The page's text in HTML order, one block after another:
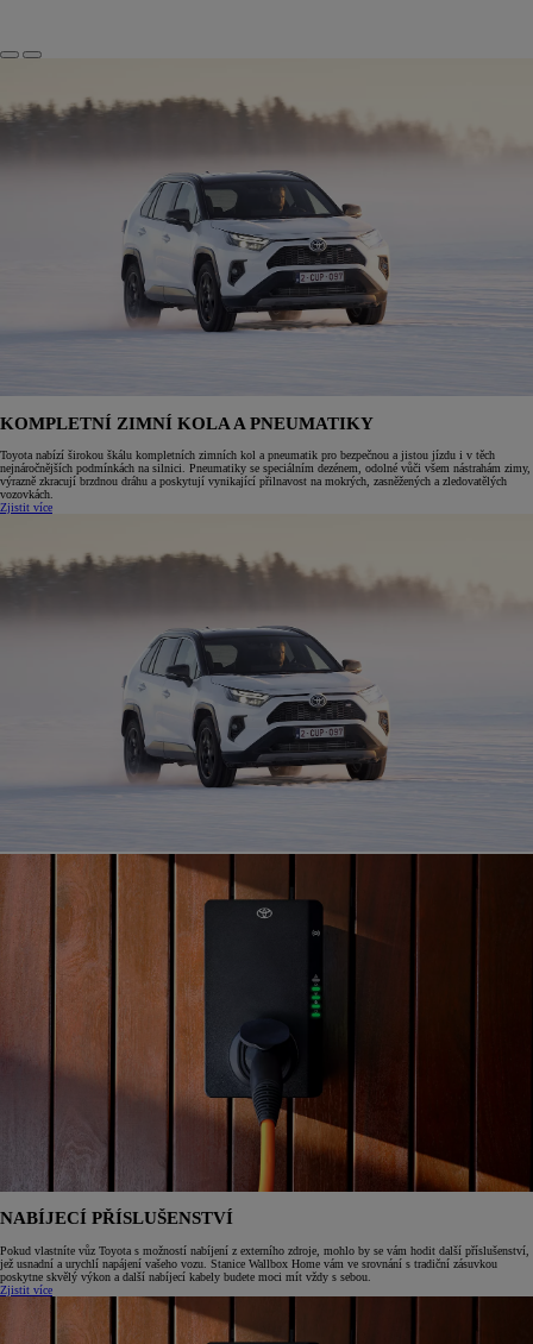
KOMPLETNÍ ZIMNÍ KOLA A PNEUMATIKY
Toyota nabízí širokou škálu kompletních zimních kol a pneumatik pro bezpečnou a jistou jízdu i v těch
nejnáročnějších podmínkách na silnici. Pneumatiky se speciálním dezénem, odolné vůči všem nástrahám zimy,
výrazně zkracují brzdnou dráhu a poskytují vynikající přilnavost na mokrých, zasněžených a zledovatělých
vozovkách.
Zjistit více
NABÍJECÍ PŘÍSLUŠENSTVÍ
Pokud vlastníte vůz Toyota s možností nabíjení z externího zdroje, mohlo by se vám hodit další příslušenství,
jež usnadní a urychlí napájení vašeho vozu. Stanice Wallbox Home vám ve srovnání s tradiční zásuvkou
poskytne skvělý výkon a další nabíjecí kabely budete moci mít vždy s sebou.
Zjistit více